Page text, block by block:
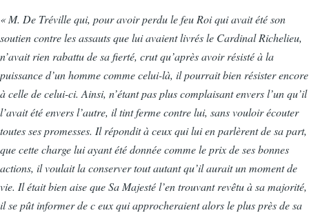
« M. De Tréville qui, pour avoir perdu le feu Roi qui avait été son
soutien contre les assauts que lui avaient livrés le Cardinal Richelieu,
n’avait rien rabattu de sa fierté, crut qu’après avoir résisté à la
puissance d’un homme comme celui-là, il pourrait bien résister encore
à celle de celui-ci. Ainsi, n’étant pas plus complaisant envers l’un qu’il
l’avait été envers l’autre, il tint ferme contre lui, sans vouloir écouter
toutes ses promesses. Il répondit à ceux qui lui en parlèrent de sa part,
que cette charge lui ayant été donnée comme le prix de ses bonnes
actions, il voulait la conserver tout autant qu’il aurait un moment de
vie. Il était bien aise que Sa Majesté l’en trouvant revêtu à sa majorité,
il se pût informer de c eux qui approcheraient alors le plus près de sa